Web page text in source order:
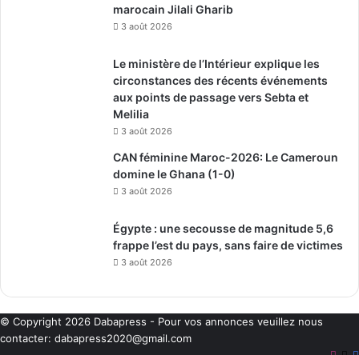
marocain Jilali Gharib
3 août 2026
Le ministère de l’Intérieur explique les
circonstances des récents événements
aux points de passage vers Sebta et
Melilia
3 août 2026
CAN féminine Maroc-2026: Le Cameroun
domine le Ghana (1-0)
3 août 2026
Égypte : une secousse de magnitude 5,6
frappe l’est du pays, sans faire de victimes
3 août 2026
© Copyright 2026 Dabapress - Pour vos annonces veuillez nous
contacter: dabapress2020@gmail.com